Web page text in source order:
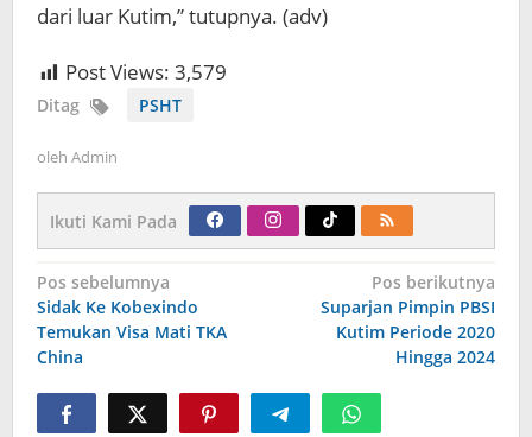
dari luar Kutim,” tutupnya. (adv)
Post Views: 3,579
Ditag PSHT
oleh Admin
Ikuti Kami Pada
Navigasi
pos
Pos sebelumnya
Sidak Ke Kobexindo
Temukan Visa Mati TKA
China
Pos berikutnya
Suparjan Pimpin PBSI
Kutim Periode 2020
Hingga 2024